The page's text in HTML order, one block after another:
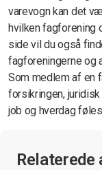
varevogn kan det
hvilken fagforening
side vil du også
fagforeningerne og
Som medlem af en
forsikringen,
job og hverdag